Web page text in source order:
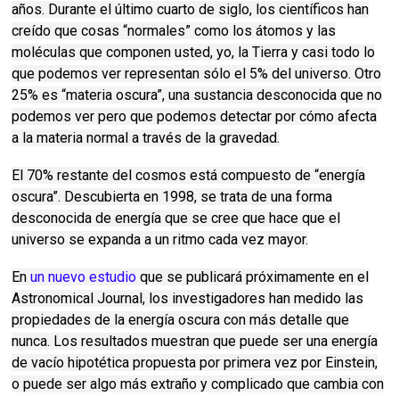
años. Durante el último cuarto de siglo, los científicos han
creído que cosas “normales” como los átomos y las
moléculas que componen usted, yo, la Tierra y casi todo lo
que podemos ver representan sólo el 5% del universo.Otro
25% es “materia oscura”, una sustancia desconocida que no
podemos ver pero que podemos detectar por cómo afecta
a la materia normal a través de la gravedad.
El 70% restante del cosmos está compuesto de “energía
oscura”. Descubierta en 1998, se trata de una forma
desconocida de energía que se cree que hace que el
universo se expanda a un ritmo cada vez mayor.
Enun nuevo estudio que se publicará próximamente en el
Astronomical Journal, los investigadores han medido las
propiedades de la energía oscura con más detalle que
nunca. Los resultados muestran que puede ser una energía
de vacío hipotética propuesta por primera vez por Einstein,
o puede ser algo más extraño y complicado que cambia con